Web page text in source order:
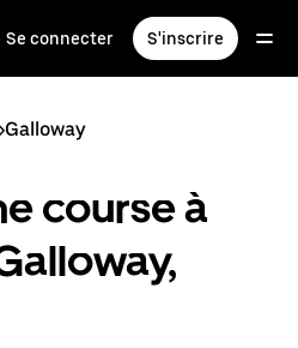
Se connecter S'inscrire
Galloway
course à